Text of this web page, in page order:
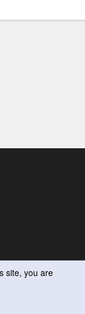
site, you are